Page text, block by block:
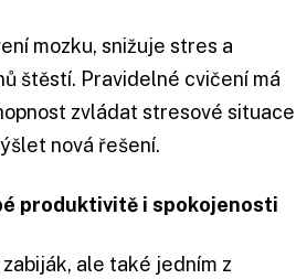
mozku, snižuje stres a
štěstí. Pravidelné cvičení má
zvládat stresové situace
nová řešení.
produktivitě i spokojenosti
ale také jedním z